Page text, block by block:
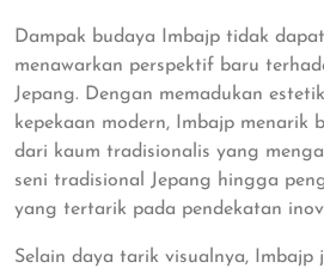
Dampak budaya Imbajp tidak
menawarkan perspektif baru
Jepang. Dengan memadukan
kepekaan modern, Imbajp menarik
dari kaum tradisionalis yang
seni tradisional Jepang hingga
yang tertarik pada pendekatan
Selain daya tarik visualnya, Imbajp